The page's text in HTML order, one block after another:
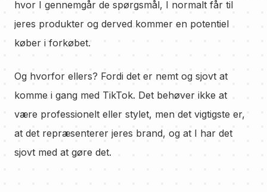
hvor I gennemgår de spørgsmål, I normalt får til
jeres produkter og derved kommer en potentiel
køber i forkøbet.
Og hvorfor ellers? Fordi det er nemt og sjovt at
komme i gang med TikTok. Det behøver ikke at
være professionelt eller stylet, men det vigtigste er,
at det repræsenterer jeres brand, og at I har det
sjovt med at gøre det.